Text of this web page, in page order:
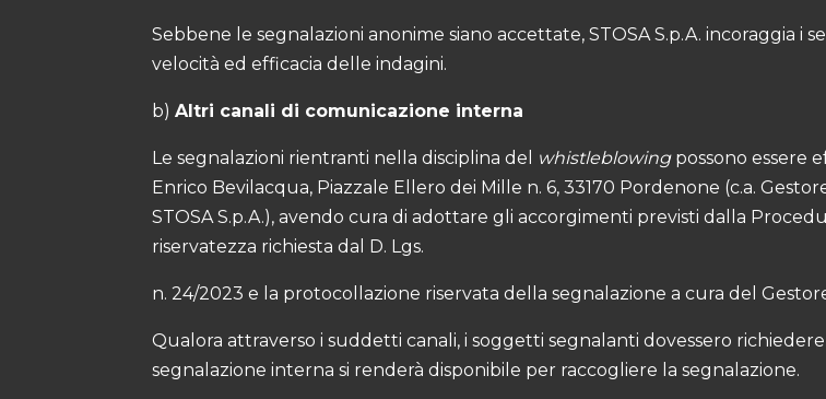
Sebbene le segnalazioni anonime siano accettate, STOSA S.p.A. incoraggia
velocità ed efficacia delle indagini.
b)Altri canali di comunicazione interna
Le segnalazioni rientranti nella disciplina del whistleblowing possono essere
Enrico Bevilacqua, Piazzale Ellero dei Mille n. 6, 33170 Pordenone (c.a.
STOSA S.p.A.), avendo cura di adottare gli accorgimenti previsti dalla
riservatezza richiesta dal D. Lgs.
n. 24/2023 e la protocollazione riservata della segnalazione a cura del
Qualora attraverso i suddetti canali, i soggetti segnalanti dovessero
segnalazione interna si renderà disponibile per raccogliere la segnalazione.